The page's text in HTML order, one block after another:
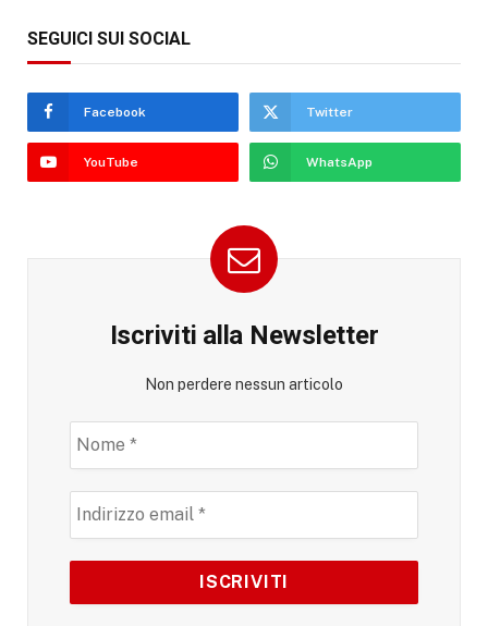
SEGUICI SUI SOCIAL
Facebook Twitter
YouTube WhatsApp
Iscriviti alla Newsletter
Non perdere nessun articolo